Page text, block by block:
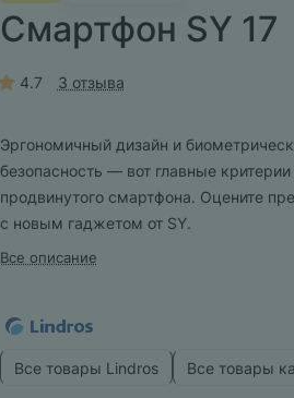
Смартфон SY 17
4.7 3 отзыва
Эргономичный дизайн и
безопасность — вот главные критерии
продвинутого смартфона. Оцените
с новым гаджетом от SY.
Все описание
Все товары Lindros Все товары